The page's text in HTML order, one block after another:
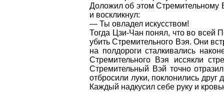
Доложил об этом Стремительному
и воскликнул:
— Ты овладел искусством!
Тогда Цзи-Чан понял, что во всей
убить Стремительного Вэя. Они
на полдороги сталкивались
Стремительного Вэя иссякли
Стремительный Вэй точно
отбросили луки, поклонились друг
Каждый надкусил себе руку и